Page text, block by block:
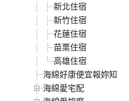
新北住宿
新竹住宿
花蓮住宿
苗栗住宿
高雄住宿
海綿好康便宜報妳知
海綿愛宅配